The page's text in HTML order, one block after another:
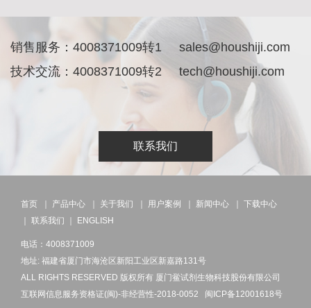
销售服务：4008371009转1 sales@houshiji.com
技术交流： 4008371009转2 tech@houshiji.com
联系我们
首页 ｜ 产品中心 ｜ 关于我们 ｜ 用户案例 ｜ 新闻中心 ｜ 下载中心
｜ 联系我们 ｜ ENGLISH
电话：4008371009
地址: 福建省厦门市海沧区新阳工业区新嘉路131号
ALL RIGHTS RESERVED 版权所有 厦门鲎试剂生物科技股份有限公司
互联网信息服务资格证(闽)-非经营性-2018-0052 闽ICP备12001618号